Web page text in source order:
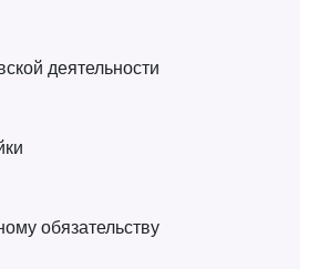
деятельности
обязательству